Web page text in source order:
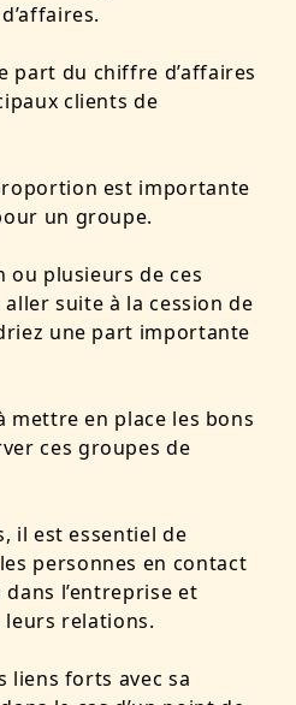
part du chiffre d’affaires
clients de
est importante
un groupe.
ou plusieurs de ces
aller suite à la cession de
une part importante
mettre en place les bons
ces groupes de
il est essentiel de
personnes en contact
l’entreprise et
leurs relations.
liens forts avec sa